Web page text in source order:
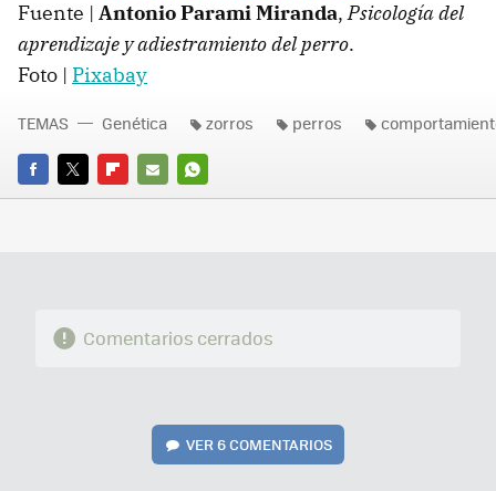
Fuente | Antonio Parami Miranda,Psicología del
aprendizaje y adiestramiento del perro.
Foto | Pixabay
FACEBOOK
TWITTERFLIPBOARD
E-
WHATSAPP
TEMAS Genética zorros perros
Comentarios cerrados
VER6 COMENTARIOS